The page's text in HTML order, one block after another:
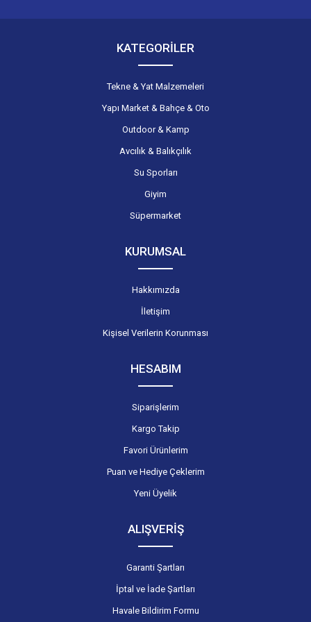
KATEGORİLER
Tekne & Yat Malzemeleri
Yapı Market & Bahçe & Oto
Outdoor & Kamp
Avcılık & Balıkçılık
Su Sporları
Giyim
Süpermarket
KURUMSAL
Hakkımızda
İletişim
Kişisel Verilerin Korunması
HESABIM
Siparişlerim
Kargo Takip
Favori Ürünlerim
Puan ve Hediye Çeklerim
Yeni Üyelik
ALIŞVERİŞ
Garanti Şartları
İptal ve İade Şartları
Havale Bildirim Formu